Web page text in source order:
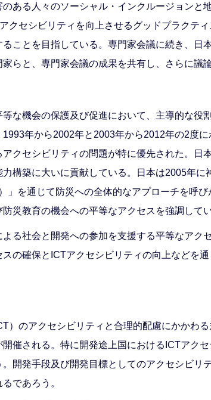
ある人々のソーシャル・インクルージョン
クセシビリティを向上させるグッドプラクテ
ことを目指している。専門家会議に続き、
らと、専門家会議の成果を共有し、さらに議
な機会の保護及び促進において、主導的な
年から2002年と2003年から2012年の2度
クセシビリティの問題が特に優先された。
構築に大いに貢献している。日本は2005年
」を通じて防災への全体的なアプローチを呼
災教育の機会への平等なアクセスを強調してい
る社会と開発への参加を支援する平等なア
の確保とICTアクセシビリティの向上などを
）のアクセシビリティと合理的配慮にかかわ
催される。特に開発途上国におけるICTアク
開発手段及び開発目標としてのアクセシビ
であろう。